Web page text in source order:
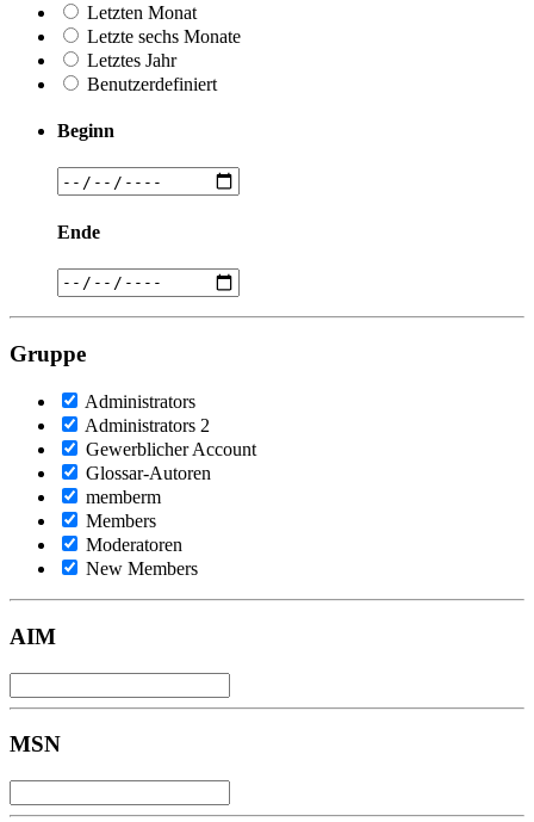
Letzten Monat
Letzte sechs Monate
Letztes Jahr
Benutzerdefiniert
Beginn
Ende
Gruppe
Administrators
Administrators 2
Gewerblicher Account
Glossar-Autoren
memberm
Members
Moderatoren
New Members
AIM
MSN